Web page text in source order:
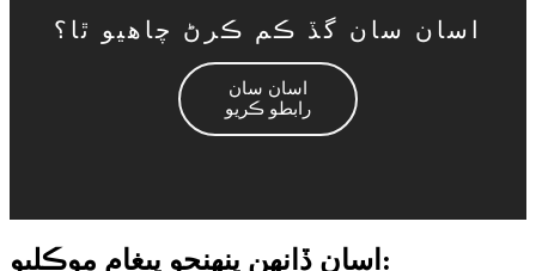
اسان سان گڏ ڪم ڪرڻ چاهيو ٿا؟
اسان سان
رابطو ڪريو
اسان ڏانهن پنهنجو پيغام موڪليو: